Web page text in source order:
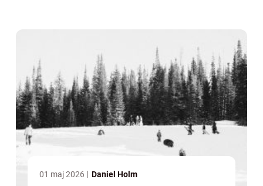
01 maj 2026 Daniel Holm